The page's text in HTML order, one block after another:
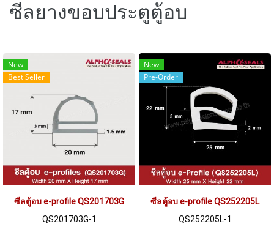
ซีลยางขอบประตูตู้อบ
New
Best Seller
ซีลตู้อบ e-profile QS201703G
QS201703G-1
New
Pre-Order
ซีลตู้อบ e-profile QS252205L
QS252205L-1